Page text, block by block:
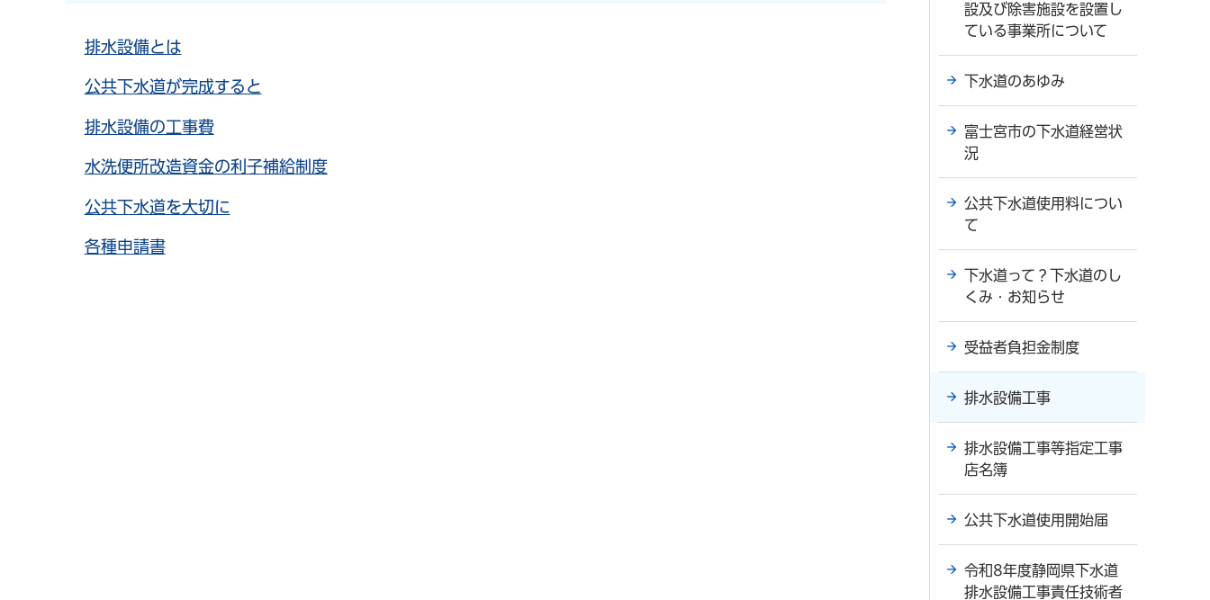
排水設備とは
公共下水道が完成すると
排水設備の工事費
水洗便所改造資金の利子補給制度
公共下水道を大切に
各種申請書
設及び除害施設を設置し
ている事業所について
下水道のあゆみ
富士宮市の下水道経営状
況
公共下水道使用料につい
て
下水道って？下水道のし
くみ・お知らせ
受益者負担金制度
排水設備工事
排水設備工事等指定工事
店名簿
公共下水道使用開始届
令和8年度静岡県下水道
排水設備工事責任技術者